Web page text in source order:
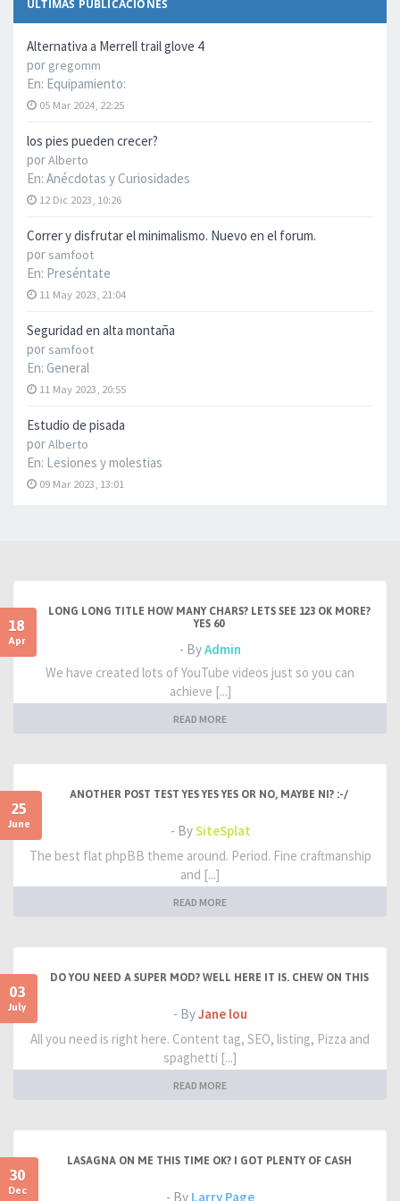
ÚLTIMAS PUBLICACIONES
Alternativa a Merrell trail glove 4
por gregomm
En: Equipamiento:
05 Mar 2024, 22:25
los pies pueden crecer?
porAlberto
En: Anécdotas y Curiosidades
12 Dic 2023, 10:26
Correr y disfrutar el minimalismo. Nuevo en el forum.
por samfoot
En: Preséntate
11 May 2023, 21:04
Seguridad en alta montaña
por samfoot
En: General
11 May 2023, 20:55
Estudio de pisada
porAlberto
En: Lesiones y molestias
09 Mar 2023, 13:01
18
Apr
LONG LONG TITLE HOW MANY CHARS? LETS SEE 123 OK MORE?
YES 60
- ByAdmin
We have created lots of YouTube videos just so you can
achieve [...]
READ MORE
25
June
ANOTHER POST TEST YES YES YES OR NO, MAYBE NI? :-/
- BySiteSplat
The best flat phpBB theme around. Period. Fine craftmanship
and [...]
READ MORE
03
July
DO YOU NEED A SUPER MOD? WELL HERE IT IS. CHEW ON THIS
- ByJane lou
All you need is right here. Content tag, SEO, listing, Pizza and
spaghetti [...]
READ MORE
30
Dec
LASAGNA ON ME THIS TIME OK? I GOT PLENTY OF CASH
- By Larry Page